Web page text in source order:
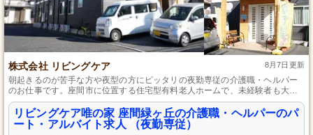
株式会社 リビングケア 8月7日更新
朝起きるのが苦手な方や夜型の方にピッタリの夜勤専従の介護職・ヘルパー
のお仕事です。座間市に位置する住宅型有料老人ホームで、未経験者も大歓
迎。夜間の時間を活用して、高齢者の方々の安心と安全を支えましょう。安
定した勤務地で新しいキャリアを築く絶好のチャンスです。
リビングケア唯の家 座間緑ヶ丘の介護職・ヘルパーのパ
ート・アルバイト求人 （夜勤専従）